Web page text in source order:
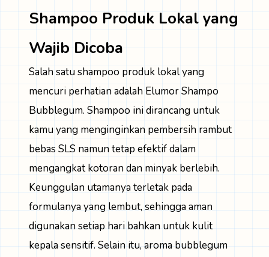
Shampoo Produk Lokal yang
Wajib Dicoba
Salah satu shampoo produk lokal yang
mencuri perhatian adalah Elumor Shampo
Bubblegum. Shampoo ini dirancang untuk
kamu yang menginginkan pembersih rambut
bebas SLS namun tetap efektif dalam
mengangkat kotoran dan minyak berlebih.
Keunggulan utamanya terletak pada
formulanya yang lembut, sehingga aman
digunakan setiap hari bahkan untuk kulit
kepala sensitif. Selain itu, aroma bubblegum